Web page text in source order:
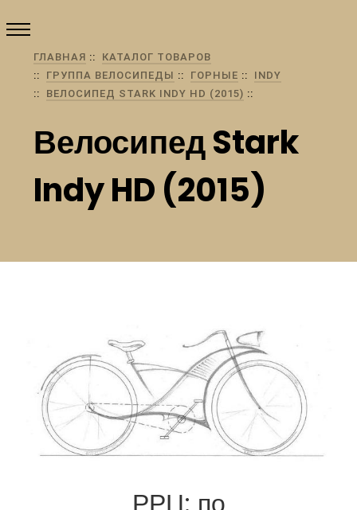
ГЛАВНАЯ
КАТАЛОГ ТОВАРОВ
ГРУППА ВЕЛОСИПЕДЫ
ГОРНЫЕ
INDY
ВЕЛОСИПЕД STARK INDY HD (2015)
Велосипед Stark
Indy HD (2015)